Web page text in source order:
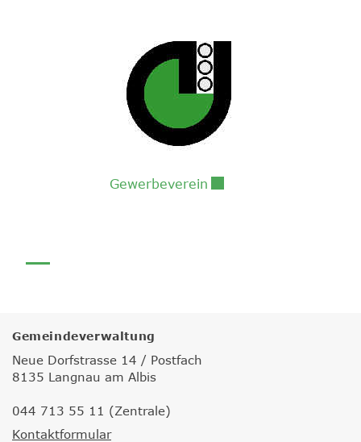
Gewerbeverein
Gemeindeverwaltung
Neue Dorfstrasse 14 / Postfach
8135 Langnau am Albis
044 713 55 11 (Zentrale)
Kontaktformular